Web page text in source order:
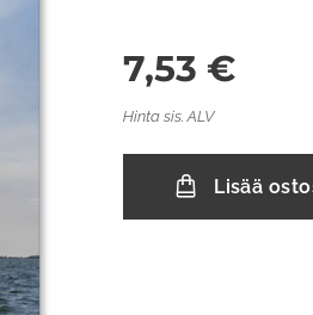
7,53 €
Hinta sis. ALV
Lisää